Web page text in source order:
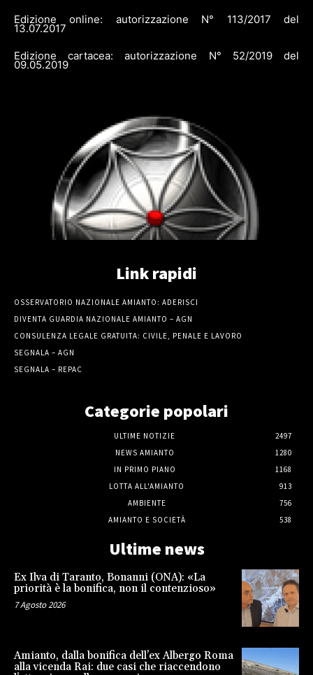
Edizione online: autorizzazione N° 113/2017 del
13.07.2017
Edizione cartacea: autorizzazione N° 52/2019 del
09.05.2019
Link rapidi
OSSERVATORIO NAZIONALE AMIANTO: ADERISCI
DIVENTA GUARDIA NAZIONALE AMIANTO – AGN
CONSULENZA LEGALE GRATUITA: CIVILE, PENALE E LAVORO
SEGNALA – AGN
SEGNALA – REPAC
Categorie popolari
ULTIME NOTIZIE
2497
NEWS AMIANTO
1280
IN PRIMO PIANO
1168
LOTTA ALL'AMIANTO
913
AMBIENTE
756
AMIANTO E SOCIETÀ
538
Ultime news
Ex Ilva di Taranto, Bonanni (ONA): «La
priorità è la bonifica, non il contenzioso»
7 Agosto 2026
Amianto, dalla bonifica dell’ex Albergo Roma
alla vicenda Rai: due casi che riaccendono